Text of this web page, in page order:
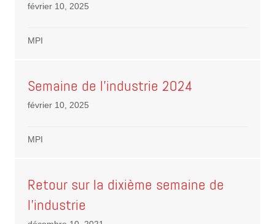
février 10, 2025
MPI
Semaine de l’industrie 2024
février 10, 2025
MPI
Retour sur la dixième semaine de
l’industrie